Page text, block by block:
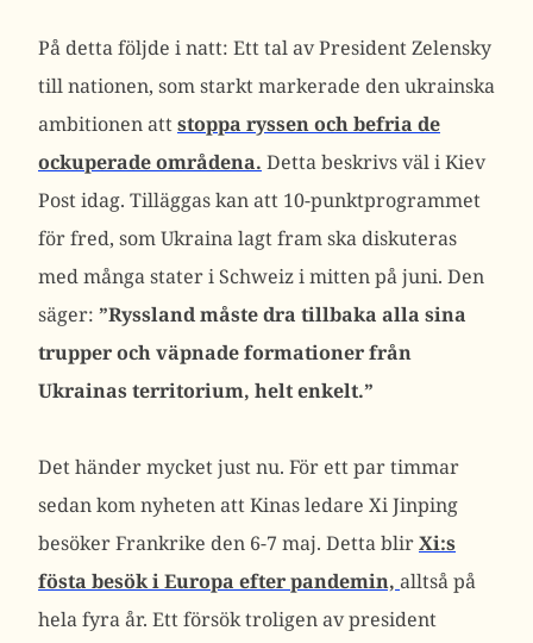
På detta följde i natt: Ett tal av President Zelensky
till nationen, som starkt markerade den ukrainska
ambitionen attstoppa ryssen och befria de
ockuperade områdena. Detta beskrivs väl i Kiev
Post idag. Tilläggas kan att 10-punktprogrammet
för fred, som Ukraina lagt fram ska diskuteras
med många stater i Schweiz i mitten på juni. Den
säger: ”Ryssland måste dra tillbaka alla sina
trupper och väpnade formationer från
Ukrainas territorium, helt enkelt.”
Det händer mycket just nu. För ett par timmar
sedan kom nyheten att Kinas ledare Xi Jinping
besöker Frankrike den 6-7 maj. Detta blirXi:s
fösta besök i Europa efter pandemin, alltså på
hela fyra år. Ett försök troligen av president